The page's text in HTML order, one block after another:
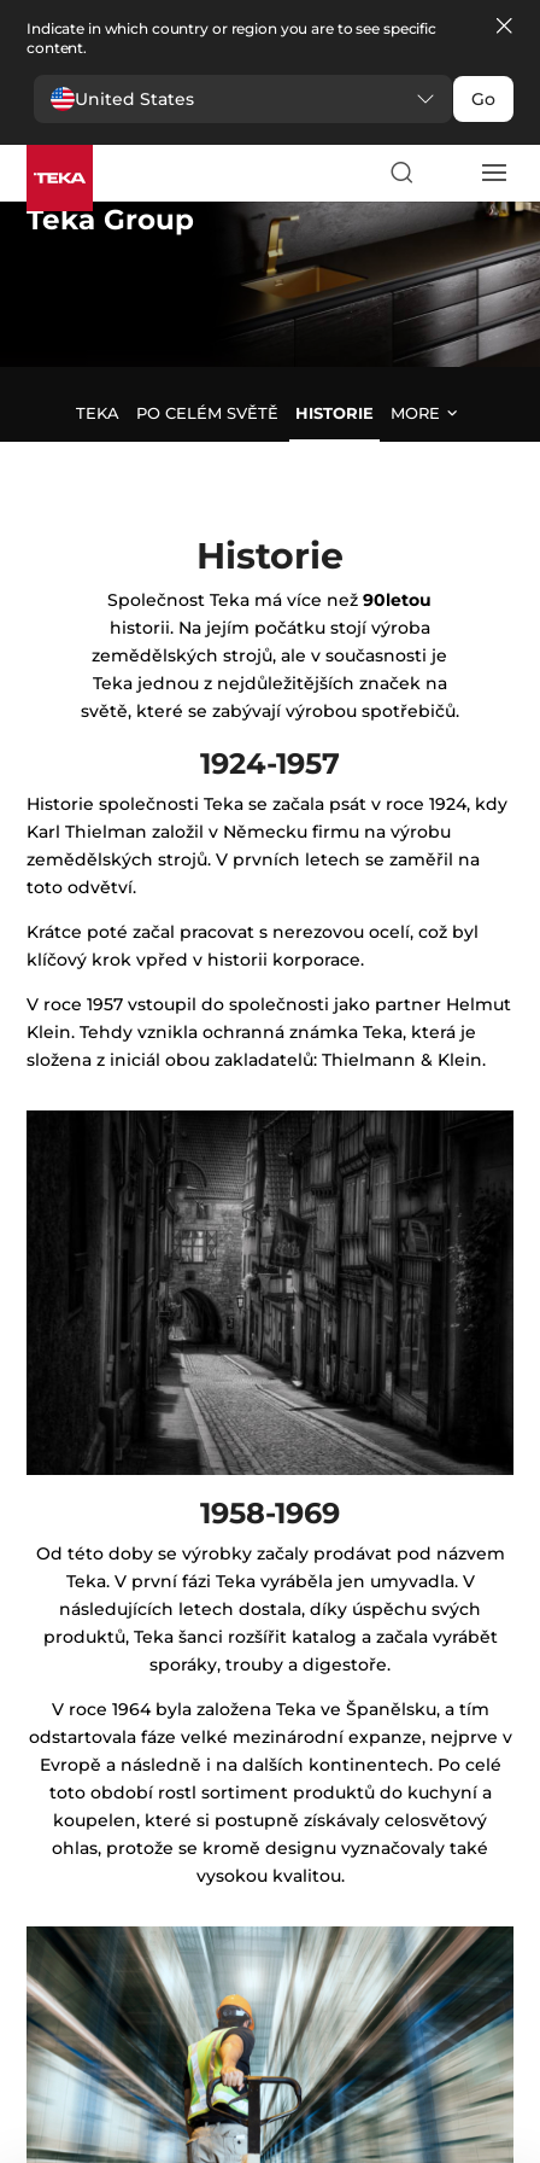
Indicate in which country or region you are to see specific
content.
United States Go
Teka Group
TEKA PO CELÉM SVĚTĚ HISTORIE MORE
Historie
Společnost Teka má více než90letou
historii. Na jejím počátku stojí výroba
zemědělských strojů, ale v současnosti je
Teka jednou z nejdůležitějších značek na
světě, které se zabývají výrobou spotřebičů.
1924-1957
Historie společnosti Teka se začala psát v roce 1924, kdy
Karl Thielman založil v Německu firmu na výrobu
zemědělských strojů. V prvních letech se zaměřil na
toto odvětví.
Krátce poté začal pracovat s nerezovou ocelí, což byl
klíčový krok vpřed v historii korporace.
V roce 1957 vstoupil do společnosti jako partner Helmut
Klein. Tehdy vznikla ochranná známka Teka, která je
složena z iniciál obou zakladatelů: Thielmann & Klein.
1958-1969
Od této doby se výrobky začaly prodávat pod názvem
Teka. V první fázi Teka vyráběla jen umyvadla. V
následujících letech dostala, díky úspěchu svých
produktů, Teka šanci rozšířit katalog a začala vyrábět
sporáky, trouby a digestoře.
V roce 1964 byla založena Teka ve Španělsku, a tím
odstartovala fáze velké mezinárodní expanze, nejprve v
Evropě a následně i na dalších kontinentech. Po celé
toto období rostl sortiment produktů do kuchyní a
koupelen, které si postupně získávaly celosvětový
ohlas, protože se kromě designu vyznačovaly také
vysokou kvalitou.